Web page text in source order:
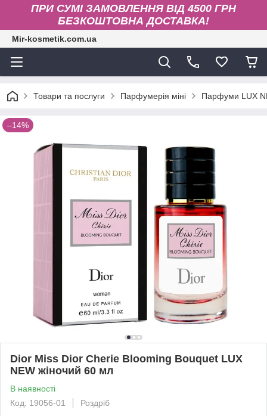
ПРИ СУМІ ЗАМОВЛЕННЯ ВІД 4500 ГРН
БЕЗКОШТОВНА ДОСТАВКА!
Mir-kosmetik.com.ua
Товари та послуги Парфумерія міні Парфуми LUX
–14%
Dior Miss Dior Cherie Blooming Bouquet LUX
NEW жіночий 60 мл
В наявності
Код: 19056-01
Роздріб